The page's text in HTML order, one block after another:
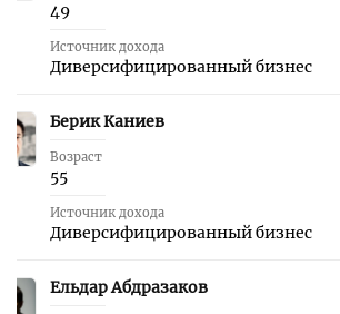
49
Источник дохода
Диверсифицированный бизнес
25 Берик Каниев
Возраст
55
Источник дохода
Диверсифицированный бизнес
26 Ельдар Абдразаков